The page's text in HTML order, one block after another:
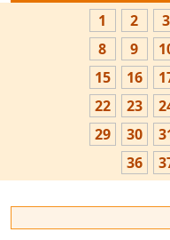
1 2 3
8
9
15
16
22
23
29
30
36